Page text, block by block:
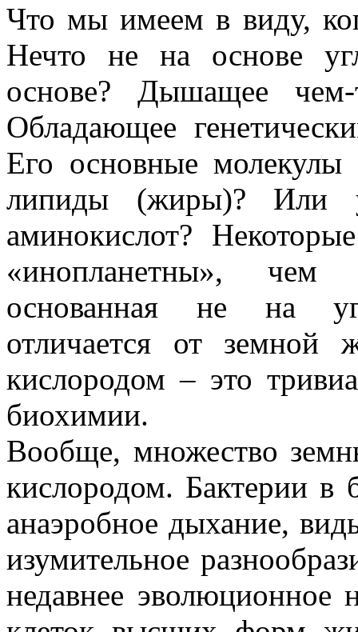
Что мы имеем в виду,
Нечто не на основе
основе? Дышащее
Обладающее
Его основные молекулы
липиды (жиры)? Или
аминокислот?
«инопланетны», чем
основанная не на
отличается от земной
кислородом – это
биохимии.
Вообще, множество
кислородом. Бактерии в
анаэробное дыхание,
изумительное
недавнее эволюционное